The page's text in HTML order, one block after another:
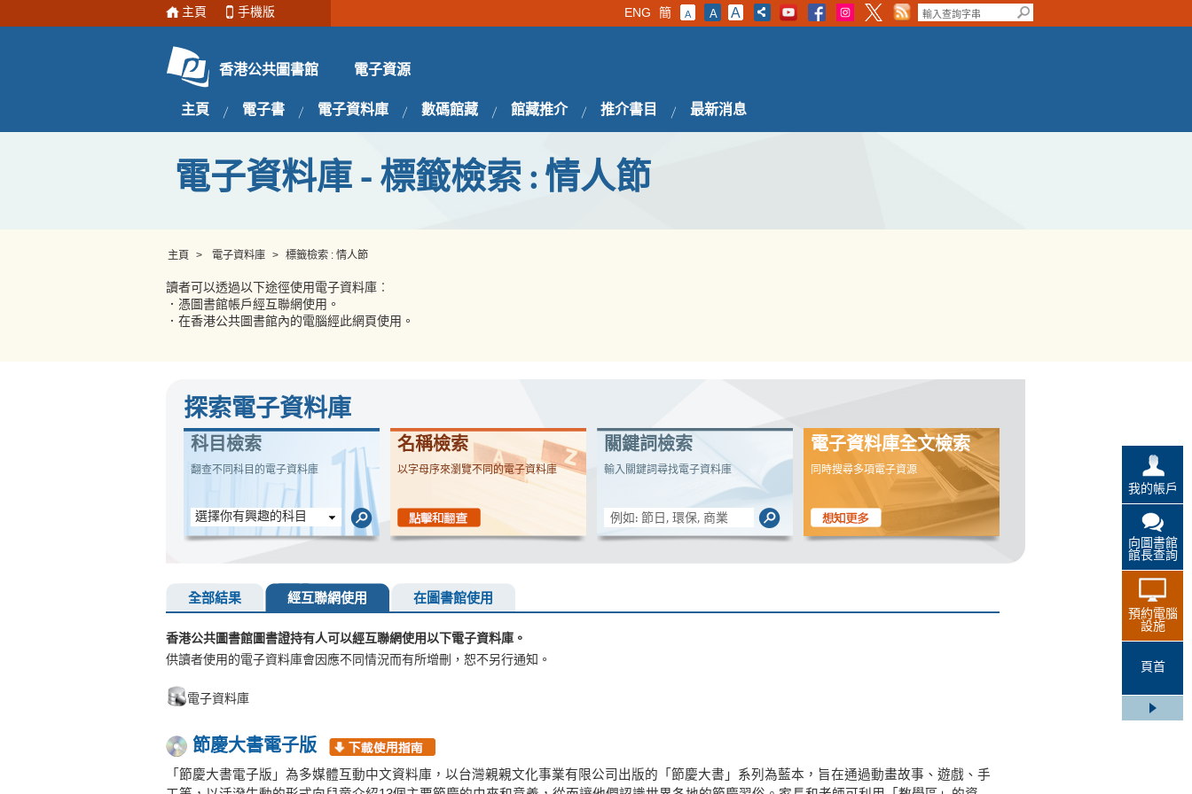
主頁 手機版 ENG 簡 A A A
香港公共圖書館 電子資源
主頁 電子書 電子資料庫 數碼館藏 館藏推介 推介書目 最新消息
我的帳戶
向圖書館
館長查詢
預約電腦
設施
頁首
電子資料庫 - 標籤檢索 : 情人節
主頁 > 電子資料庫 > 標籤檢索 : 情人節
讀者可以透過以下途徑使用電子資料庫︰
．憑圖書館帳戶經互聯網使用。
．在香港公共圖書館內的電腦經此網頁使用。
探索電子資料庫
科目檢索
翻查不同科目的電子資料庫
選擇你有興趣的科目
名稱檢索
以字母序來瀏覽不同的電子資料庫
關鍵詞檢索
輸入關鍵詞尋找電子資料庫
電子資料庫全文檢索
同時搜尋多項電子資源
全部結果 經互聯網使用 在圖書館使用
香港公共圖書館圖書證持有人可以經互聯網使用以下電子資料庫。
供讀者使用的電子資料庫會因應不同情況而有所增刪，恕不另行通知。
電子資料庫
節慶大書電子版
「節慶大書電子版」為多媒體互動中文資料庫，以台灣親親文化事業有限公司出版的「節慶大書」系列為藍本，旨在通過動畫故事、遊戲、手